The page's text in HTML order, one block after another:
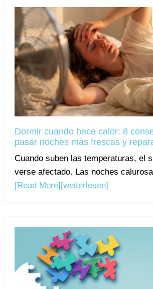
Dormir cuando hace calor: 8
pasar noches más frescas y
Cuando suben las temperaturas, el
verse afectado. Las noches
[Read More][weiterlesen]